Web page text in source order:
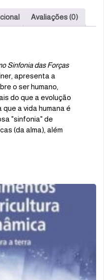
Avaliações (0)
Sinfonia das Forças
apresenta a
o ser humano,
do que a evolução
a vida humana é
"sinfonia" de
(da alma), além